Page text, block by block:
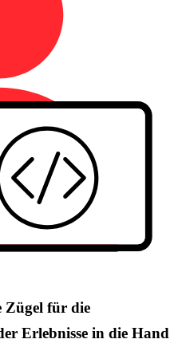
Zügel für die
Erlebnisse in die Hand